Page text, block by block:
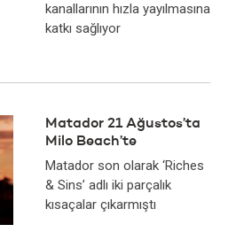
kanallarının hızla yayılmasına
katkı sağlıyor
Matador 21 Ağustos’ta
Milo Beach’te
Matador son olarak ‘Riches
& Sins’ adlı iki parçalık
kısaçalar çıkarmıştı